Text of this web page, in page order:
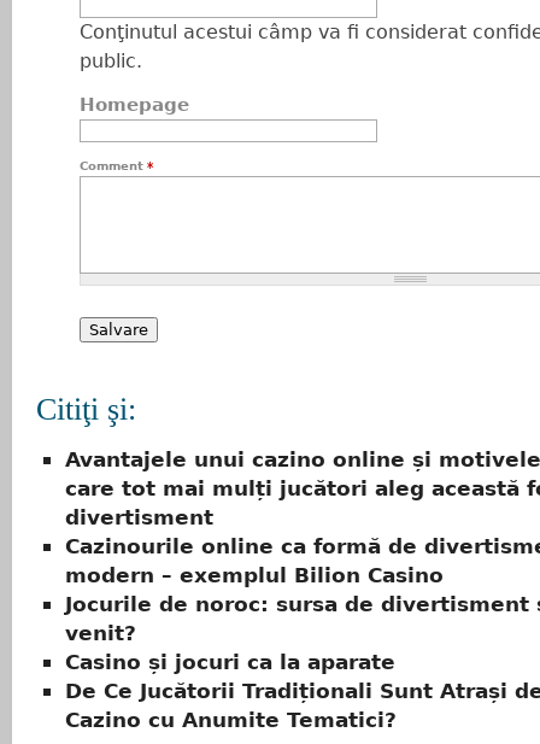
Conţinutul acestui câmp va fi considerat
public.
Homepage
Comment *
Citiţi şi:
Avantajele unui cazino online și
care tot mai mulți jucători aleg această
divertisment
Cazinourile online ca formă de
modern – exemplul Bilion Casino
Jocurile de noroc: sursa de divertisment
venit?
Casino și jocuri ca la aparate
De Ce Jucătorii Tradiționali Sunt Atrași
Cazino cu Anumite Tematici?